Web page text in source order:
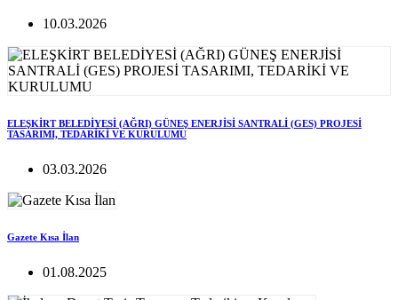
10.03.2026
ELEŞKİRT BELEDİYESİ (AĞRI) GÜNEŞ ENERJİSİ SANTRALİ (GES) PROJESİ
TASARIMI, TEDARİKİ VE KURULUMU
03.03.2026
Gazete Kısa İlan
01.08.2025